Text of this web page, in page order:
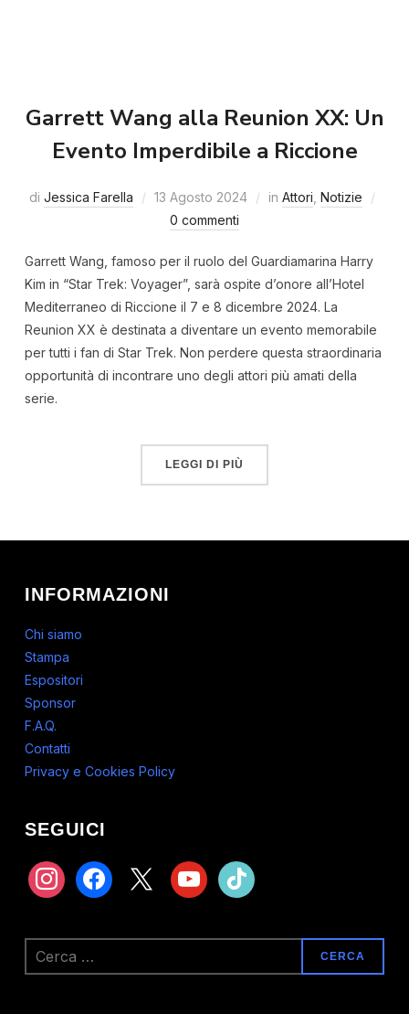
Garrett Wang alla Reunion XX: Un
Evento Imperdibile a Riccione
di Jessica Farella 13 Agosto 2024 in Attori Notizie
0 commenti
Garrett Wang, famoso per il ruolo del Guardiamarina Harry
Kim in “Star Trek: Voyager”, sarà ospite d’onore all’Hotel
Mediterraneo di Riccione il 7 e 8 dicembre 2024. La
Reunion XX è destinata a diventare un evento memorabile
per tutti i fan di Star Trek. Non perdere questa straordinaria
opportunità di incontrare uno degli attori più amati della
serie.
LEGGI DI PIÙ
INFORMAZIONI
Chi siamo
Stampa
Espositori
Sponsor
F.A.Q.
Contatti
Privacy e Cookies Policy
SEGUICI
instagramfacebook youtubetiktok
Ricerca
per: